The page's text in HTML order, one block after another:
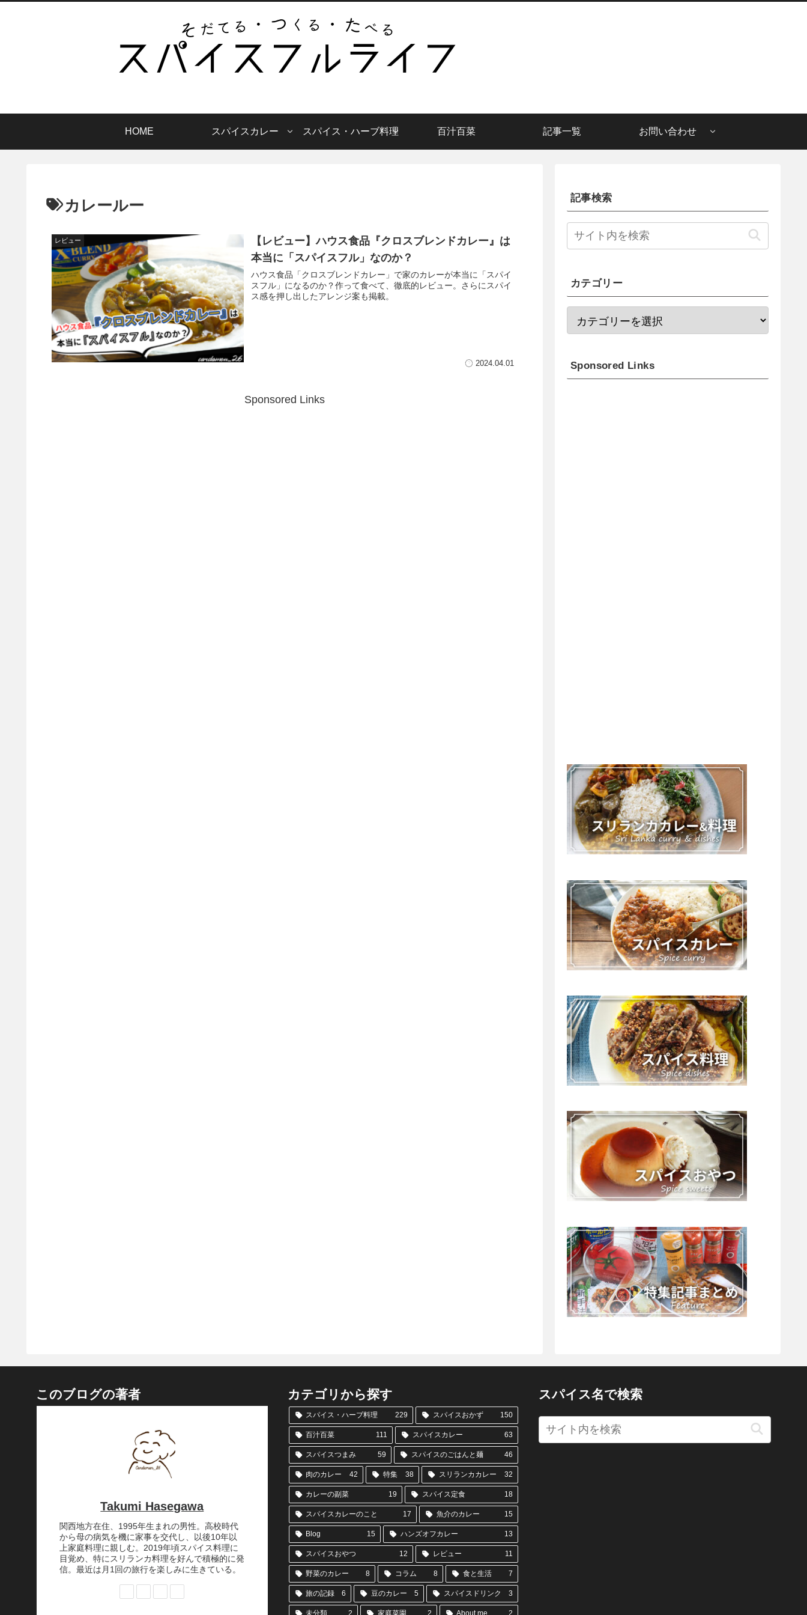
HOME スパイスカレー スパイス・ハーブ料理 百汁百菜 記事一覧 お問い合わせ
カレールー
レビュー
【レビュー】ハウス食品『クロスブレンドカレー』は
本当に「スパイスフル」なのか？
ハウス食品「クロスブレンドカレー」で家のカレーが本当に「スパイ
スフル」になるのか？作って食べて、徹底的レビュー。さらにスパイ
ス感を押し出したアレンジ案も掲載。
2024.04.01
Sponsored Links
記事検索
カテゴリー
Sponsored Links
このブログの著者
Takumi Hasegawa
関西地方在住、1995年生まれの男性。高校時代
から母の病気を機に家事を交代し、以後10年以
上家庭料理に親しむ。2019年頃スパイス料理に
目覚め、特にスリランカ料理を好んで積極的に発
信。最近は月1回の旅行を楽しみに生きている。
カテゴリから探す
スパイス・ハーブ料理 229 スパイスおかず 150
百汁百菜 111 スパイスカレー 63
スパイスつまみ 59 スパイスのごはんと麺 46
肉のカレー 42 特集 38 スリランカカレー 32
カレーの副菜 19 スパイス定食 18
スパイスカレーのこと 17 魚介のカレー 15
Blog 15 ハンズオフカレー 13
スパイスおやつ 12 レビュー 11
野菜のカレー 8 コラム 8 食と生活 7
旅の記録 6 豆のカレー 5 スパイスドリンク 3
未分類 2 家庭菜園 2 About me 2
スパイス名で検索